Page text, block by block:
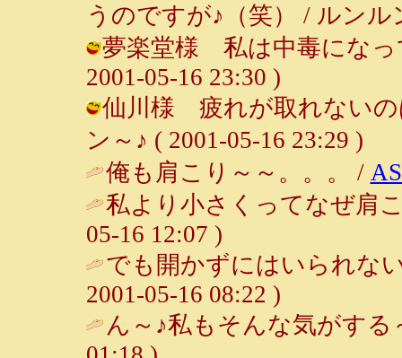
うのですが♪（笑） / ルンル
夢楽堂様 私は中毒になっ
2001-05-16 23:30 )
仙川様 疲れが取れない
ン～♪ ( 2001-05-16 23:29 )
俺も肩こり～～。。。 /
私より小さくってなぜ肩
05-16 12:07 )
でも開かずにはいられな
2001-05-16 08:22 )
ん～♪私もそんな気がす